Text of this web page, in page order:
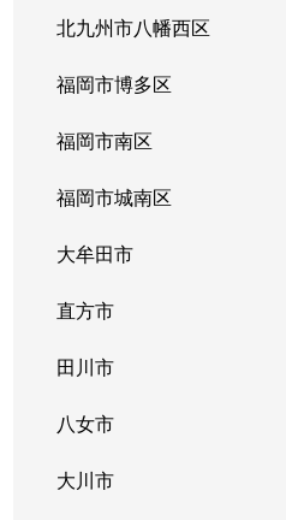
北九州市八幡西区
福岡市博多区
福岡市南区
福岡市城南区
大牟田市
直方市
田川市
八女市
大川市